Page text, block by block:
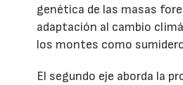
genética de las masas
adaptación al cambio
los montes como
El segundo eje aborda la